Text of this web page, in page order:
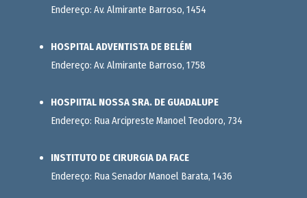
Endereço: Av. Almirante Barroso, 1454
HOSPITAL ADVENTISTA DE BELÉM
Endereço: Av. Almirante Barroso, 1758
HOSPIITAL NOSSA SRA. DE GUADALUPE
Endereço: Rua Arcipreste Manoel Teodoro, 734
INSTITUTO DE CIRURGIA DA FACE
Endereço: Rua Senador Manoel Barata, 1436